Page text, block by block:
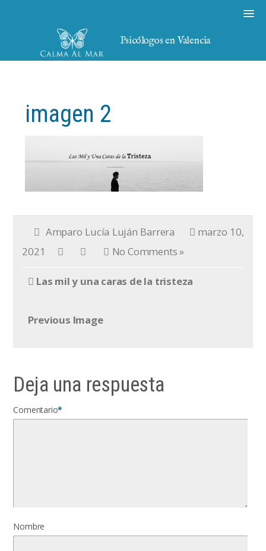
Psicólogos en Valencia
imagen 2
Amparo Lucía Luján Barrera
marzo 10,
2021
No Comments »
Las mil y una caras de la tristeza
Previous Image
Deja una respuesta
Comentario*
Nombre